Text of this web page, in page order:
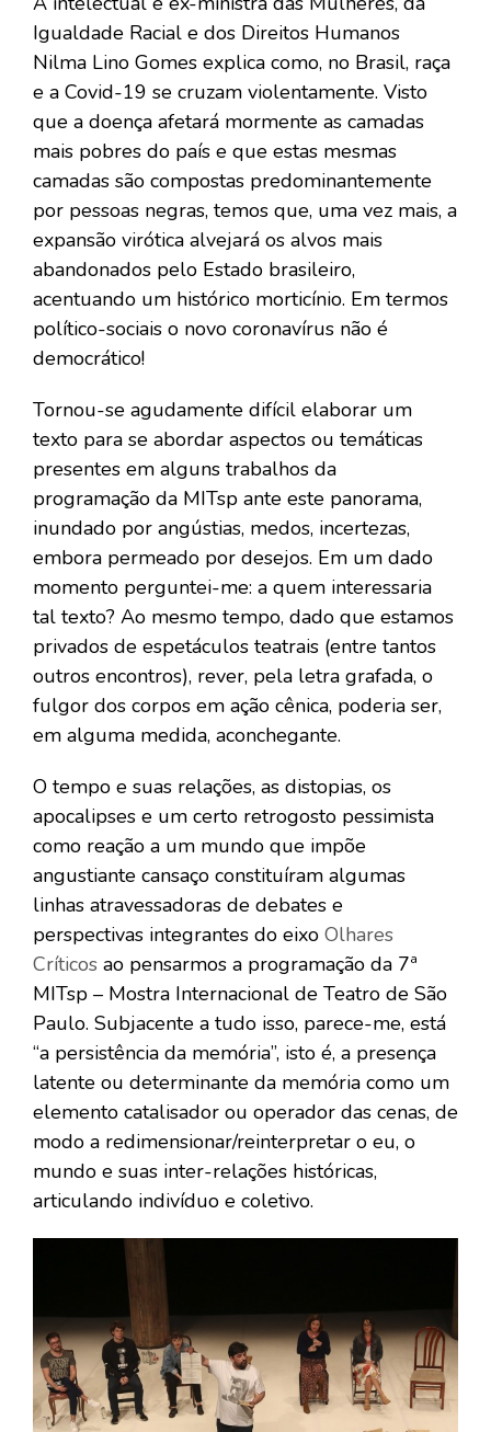
Igualdade Racial e dos Direitos Humanos
Nilma Lino Gomes explica como, no Brasil, raça
e a Covid-19 se cruzam violentamente. Visto
que a doença afetará mormente as camadas
mais pobres do país e que estas mesmas
camadas são compostas predominantemente
por pessoas negras, temos que, uma vez mais, a
expansão virótica alvejará os alvos mais
abandonados pelo Estado brasileiro,
acentuando um histórico morticínio. Em termos
político-sociais o novo coronavírus não é
democrático!
Tornou-se agudamente difícil elaborar um
texto para se abordar aspectos ou temáticas
presentes em alguns trabalhos da
programação da MITsp ante este panorama,
inundado por angústias, medos, incertezas,
embora permeado por desejos. Em um dado
momento perguntei-me: a quem interessaria
tal texto? Ao mesmo tempo, dado que estamos
privados de espetáculos teatrais (entre tantos
outros encontros), rever, pela letra grafada, o
fulgor dos corpos em ação cênica, poderia ser,
em alguma medida, aconchegante.
O tempo e suas relações, as distopias, os
apocalipses e um certo retrogosto pessimista
como reação a um mundo que impõe
angustiante cansaço constituíram algumas
linhas atravessadoras de debates e
perspectivas integrantes do eixo Olhares
Críticos ao pensarmos a programação da 7ª
MITsp – Mostra Internacional de Teatro de São
Paulo. Subjacente a tudo isso, parece-me, está
“a persistência da memória”, isto é, a presença
latente ou determinante da memória como um
elemento catalisador ou operador das cenas, de
modo a redimensionar/reinterpretar o eu, o
mundo e suas inter-relações históricas,
articulando indivíduo e coletivo.